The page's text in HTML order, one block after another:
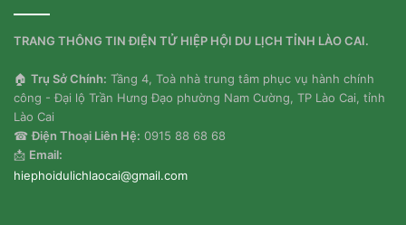
TRANG THÔNG TIN ĐIỆN TỬ HIỆP HỘI DU LỊCH TỈNH LÀO CAI.
🏠 Trụ Sở Chính: Tầng 4, Toà nhà trung tâm phục vụ hành chính
công - Đại lộ Trần Hưng Đạo phường Nam Cường, TP Lào Cai, tỉnh
Lào Cai
☎Điện Thoại Liên Hệ: 0915 88 68 68
📩 Email:
hiephoidulichlaocai@gmail.com